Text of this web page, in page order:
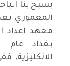
يسيح بنا
المعموري
معهد اعداد